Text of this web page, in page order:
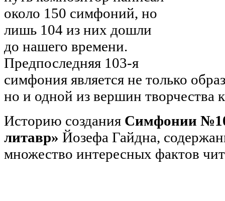
около 150 симфоний, но
лишь 104 из них дошли
до нашего времени.
Предпоследняя 103-я
симфония является не только
но и одной из вершин творчества
Историю создания Симфонии
литавр» Йозефа Гайдна,
множество интересных фактов